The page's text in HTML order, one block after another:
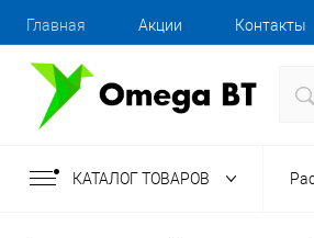
Главная Акции Контакты
КАТАЛОГ ТОВАРОВ